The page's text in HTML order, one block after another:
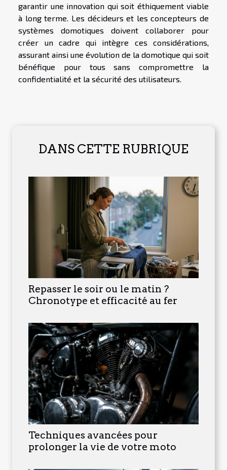
garantir une innovation qui soit éthiquement viable
à long terme. Les décideurs et les concepteurs de
systèmes domotiques doivent collaborer pour
créer un cadre qui intègre ces considérations,
assurant ainsi une évolution de la domotique qui soit
bénéfique pour tous sans compromettre la
confidentialité et la sécurité des utilisateurs.
DANS CETTE RUBRIQUE
Repasser le soir ou le matin ?
Chronotype et efficacité au fer
Techniques avancées pour
prolonger la vie de votre moto